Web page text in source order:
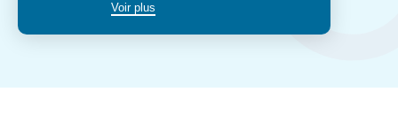
Voir plus